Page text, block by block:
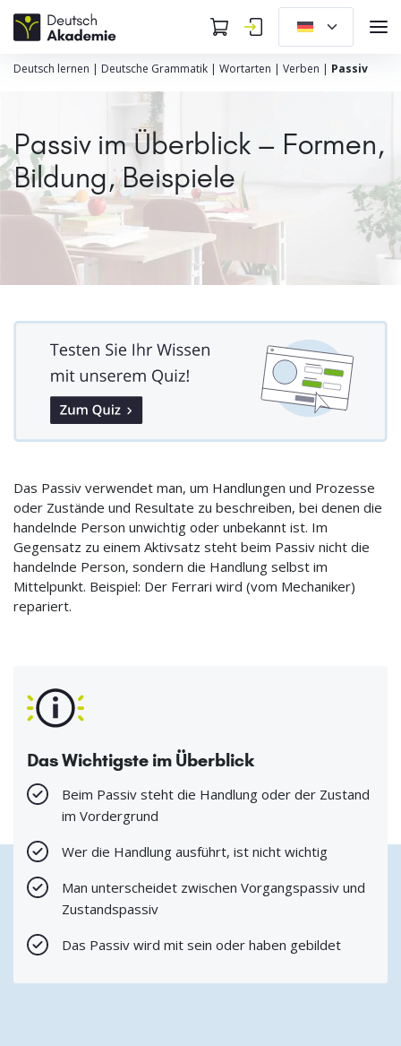
Deutsch lernen | Deutsche Grammatik | Wortarten | Verben | Passiv
Passiv im Überblick – Formen,
Bildung, Beispiele
Das Passiv verwendet man, um Handlungen und Prozesse
oder Zustände und Resultate zu beschreiben, bei denen die
handelnde Person unwichtig oder unbekannt ist. Im
Gegensatz zu einem Aktivsatz steht beim Passiv nicht die
handelnde Person, sondern die Handlung selbst im
Mittelpunkt. Beispiel: Der Ferrari wird (vom Mechaniker)
repariert.
Das Wichtigste im Überblick
Beim Passiv steht die Handlung oder der Zustand
im Vordergrund
Wer die Handlung ausführt, ist nicht wichtig
Man unterscheidet zwischen Vorgangspassiv und
Zustandspassiv
Das Passiv wird mit sein oder haben gebildet